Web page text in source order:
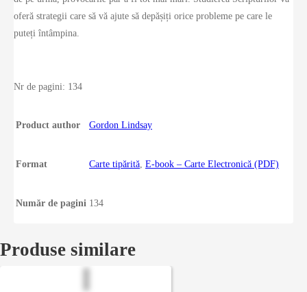
oferă strategii care să vă ajute să depășiți orice probleme pe care le
puteți întâmpina.
Nr de pagini: 134
Product author Gordon Lindsay
Format Carte tipărită E-book – Carte Electronică (PDF)
Număr de pagini 134
Produse similare